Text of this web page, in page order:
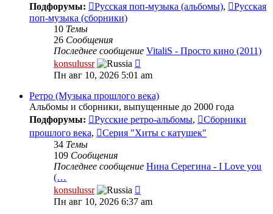
Подфорумы:
Русская поп-музыка (альбомы),
Русская
поп-музыка (сборники)
10 Темы
26 Сообщения
Последнее сообщение VitaliS - Просто кино (2011)
konsulussr
к
сообщению
Пн авг 10, 2026 5:01 am
Ретро (Музыка прошлого века)
Альбомы и сборники, выпущенные до 2000 года
Подфорумы:
Русские ретро-альбомы,
Сборники
прошлого века,
Серия "Хиты с катушек"
34 Темы
109 Сообщения
Последнее сообщение Нина Серегина - I Love you
(…
konsulussr
к
Пн авг 10, 2026 6:37 am